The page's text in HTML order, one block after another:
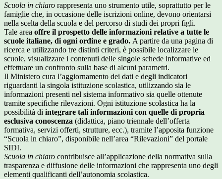
Scuola in chiaro rappresenta uno strumento utile, soprattutto per le
famiglie che, in occasione delle iscrizioni online, devono orientarsi
nella scelta della scuola e del percorso di studi dei propri figli.
Tale area offre il prospetto delle informazioni relative a tutte le
scuole italiane, di ogni ordine e grado. A partire da una pagina di
ricerca e utilizzando tre distinti criteri, è possibile localizzare le
scuole, visualizzare i contenuti delle singole schede informative ed
effettuare un confronto sulla base di alcuni parametri.
Il Ministero cura l’aggiornamento dei dati e degli indicatori
riguardanti la singola istituzione scolastica, utilizzando sia le
informazioni presenti nel sistema informativo sia quelle ottenute
tramite specifiche rilevazioni. Ogni istituzione scolastica ha la
possibilità di integrare tali informazioni con quelle di propria
esclusiva conoscenza (didattica, piano triennale dell’offerta
formativa, servizi offerti, strutture, ecc.), tramite l’apposita funzione
“Scuola in chiaro”, disponibile nell’area “Rilevazioni” del portale
SIDI.
Scuola in chiaro contribuisce all’applicazione della normativa sulla
trasparenza e diffusione delle informazioni che rappresenta uno degli
elementi qualificanti dell’autonomia scolastica.